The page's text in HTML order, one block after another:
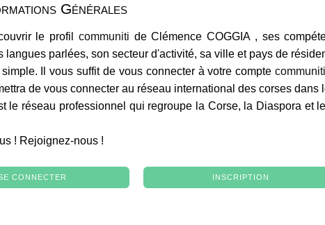
Générales
le profil communiti de Clémence COGGIA , ses
langues parlées, son secteur d'activité, sa ville et pays de
Il vous suffit de vous connecter à votre comptecommuniti
de vous connecter au réseau international des corses dans
le réseau professionnel qui regroupe la Corse, la Diaspora et
! Rejoignez-nous !
CONNECTER INSCRIPTION